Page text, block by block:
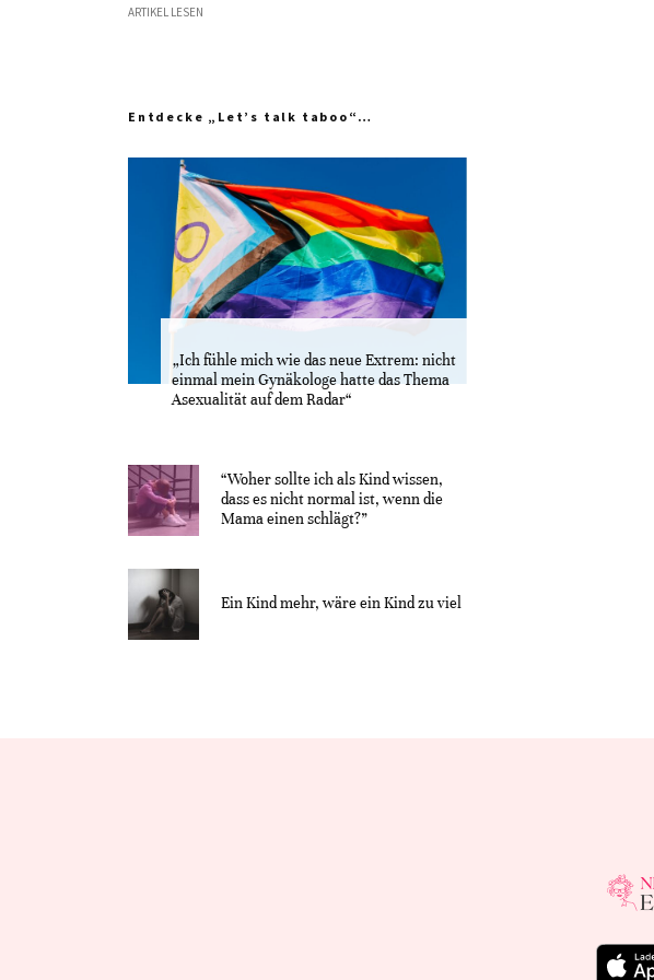
ARTIKEL LESEN
Entdecke „Let’s talk taboo“…
„Ich fühle mich wie das neue Extrem: nicht
einmal mein Gynäkologe hatte das Thema
Asexualität auf dem Radar“
“Woher sollte ich als Kind wissen,
dass es nicht normal ist, wenn die
Mama einen schlägt?”
Ein Kind mehr, wäre ein Kind zu viel